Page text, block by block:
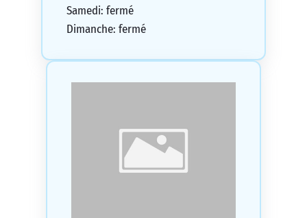
Samedi: fermé
Dimanche: fermé